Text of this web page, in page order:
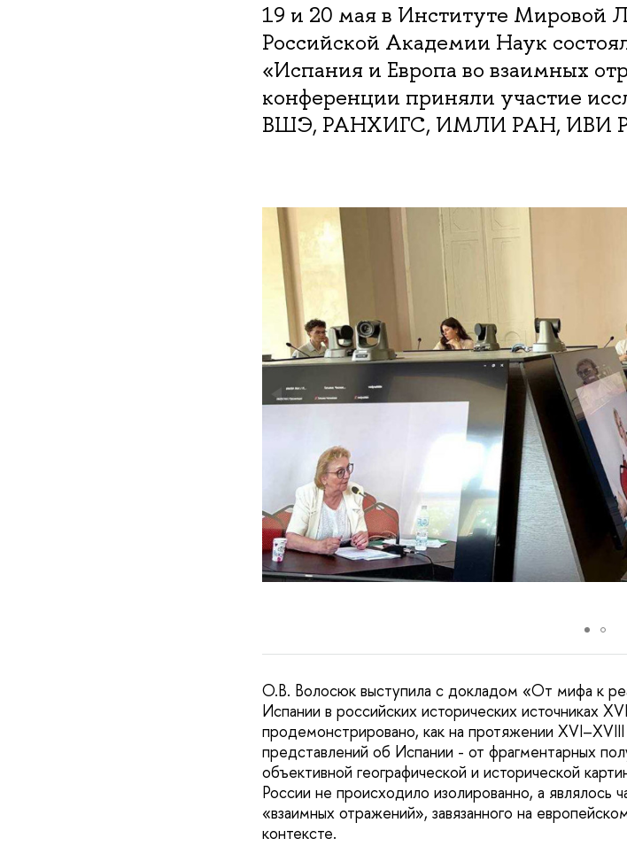
19 и 20 мая в Институте Мировой
Российской Академии Наук
«Испания и Европа во взаимных
конференции приняли участие
ВШЭ, РАНХИГС, ИМЛИ РАН, ИВИ
О.В. Волосюк выступила с докладом «От мифа к
Испании в российских исторических источниках
продемонстрировано, как на протяжении
представлений об Испании - от фрагментарных
объективной географической и исторической
России не происходило изолированно, а являлось
«взаимных отражений», завязанного на
контексте.